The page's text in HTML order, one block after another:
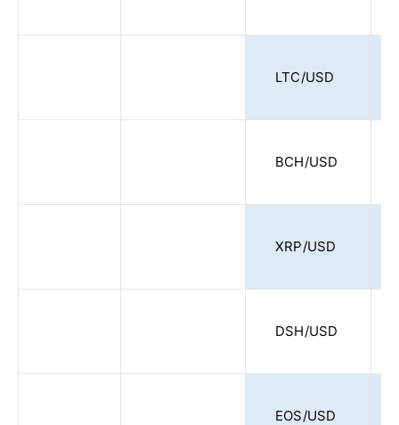
LTC/USD
BCH/USD
XRP/USD
DSH/USD
EOS/USD